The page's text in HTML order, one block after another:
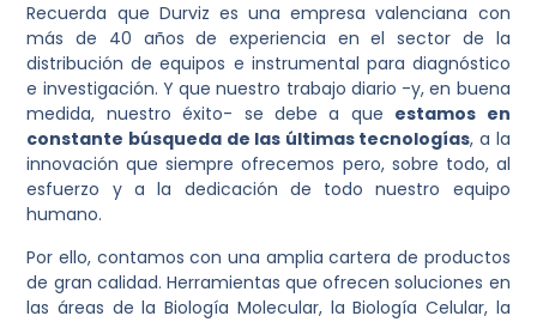
Recuerda que Durviz es una empresa valenciana con
más de 40 años de experiencia en el sector de la
distribución de equipos e instrumental para diagnóstico
e investigación. Y que nuestro trabajo diario -y, en buena
medida, nuestro éxito- se debe a que estamos en
constante búsqueda de las últimas tecnologías, a la
innovación que siempre ofrecemos pero, sobre todo, al
esfuerzo y a la dedicación de todo nuestro equipo
humano.
Por ello, contamos con una amplia cartera de productos
de gran calidad. Herramientas que ofrecen soluciones en
las áreas de la Biología Molecular, la Biología Celular, la